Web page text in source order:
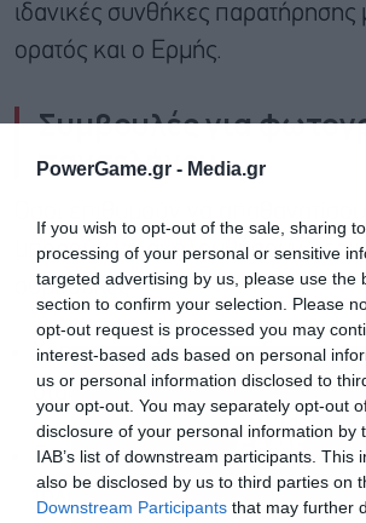
PowerGame.gr - Media.gr
If you wish to opt-out of the sale, sharing
processing of your personal or sensitive
targeted advertising by us, please use the
section to confirm your selection. Please
opt-out request is processed you may
interest-based ads based on personal
us or personal information disclosed to
your opt-out. You may separately opt-out
disclosure of your personal information by
IAB’s list of downstream participants. This
also be disclosed by us to third parties on
Downstream Participants that may further
ιδανικές συνθήκες παρατήρησης
ορατός και ο Ερμής.
Συμβουλές για
πανσελήνου
μπορούν να ακολουθήσουν
συμβουλές:
Χρησιμοποιήστε τρίποδο για
σταθερότητα.
Ενεργοποιήστε χρονοδιακόπτη
τηλεχειριστήριο λήψης για να